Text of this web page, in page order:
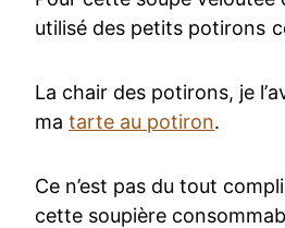
utilisé des petits potirons
La chair des potirons, je
matarte au potiron.
Ce n’est pas du tout
cette soupière